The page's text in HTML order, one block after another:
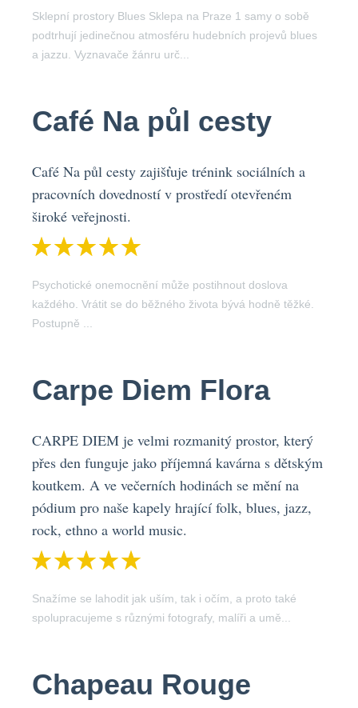
Sklepní prostory Blues Sklepa na Praze 1 samy o sobě
podtrhují jedinečnou atmosféru hudebních projevů blues
a jazzu. Vyznavače žánru urč...
Café Na půl cesty
Café Na půl cesty zajišťuje trénink sociálních a
pracovních dovedností v prostředí otevřeném
široké veřejnosti.
Psychotické onemocnění může postihnout doslova
každého. Vrátit se do běžného života bývá hodně těžké.
Postupně ...
Carpe Diem Flora
CARPE DIEM je velmi rozmanitý prostor, který
přes den funguje jako příjemná kavárna s dětským
koutkem. A ve večerních hodinách se mění na
pódium pro naše kapely hrající folk, blues, jazz,
rock, ethno a world music.
Snažíme se lahodit jak uším, tak i očím, a proto také
spolupracujeme s různými fotografy, malíři a umě...
Chapeau Rouge